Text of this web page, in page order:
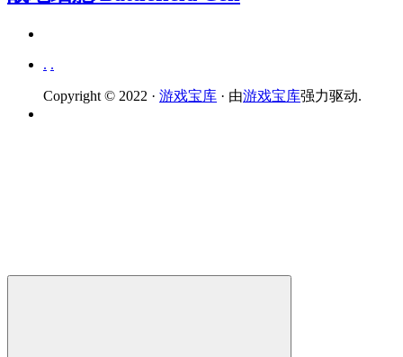
. .
Copyright © 2022 · 游戏宝库 · 由游戏宝库强力驱动.